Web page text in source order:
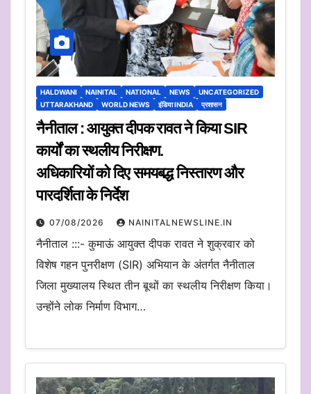
HALDWANI NAINITAL NATIONAL NEWS
UNCATEGORIZED
UTTARAKHAND
WORLD NEWS इंडिया INDIA प्रशासन
नैनीताल : आयुक्त दीपक रावत ने किया SIR
कार्यों का स्थलीय निरीक्षण.
अधिकारियों को दिए समयबद्ध निस्तारण और
पारदर्शिता के निर्देश
07/08/2026 NAINITALNEWSLINE.IN
नैनीताल :::- कुमाऊं आयुक्त दीपक रावत ने शुक्रवार को
विशेष गहन पुनरीक्षण (SIR) अभियान के अंतर्गत नैनीताल
जिला मुख्यालय स्थित तीन बूथों का स्थलीय निरीक्षण किया।
उन्होंने लोक निर्माण विभाग…